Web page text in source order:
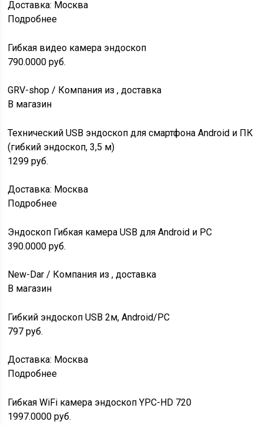
Доставка: Москва
Подробнее
Гибкая видео камера эндоскоп
790.0000руб.
GRV-shop / Компания из , доставка
В магазин
Технический USB эндоскоп для смартфона Android и ПК
(гибкий эндоскоп, 3,5 м)
1299руб.
Доставка: Москва
Подробнее
Эндоскоп Гибкая камера USB для Android и PC
390.0000руб.
New-Dar / Компания из , доставка
В магазин
Гибкий эндоскоп USB 2м, Android/PC
797руб.
Доставка: Москва
Подробнее
Гибкая WiFi камера эндоскоп YPC-HD 720
1997.0000руб.